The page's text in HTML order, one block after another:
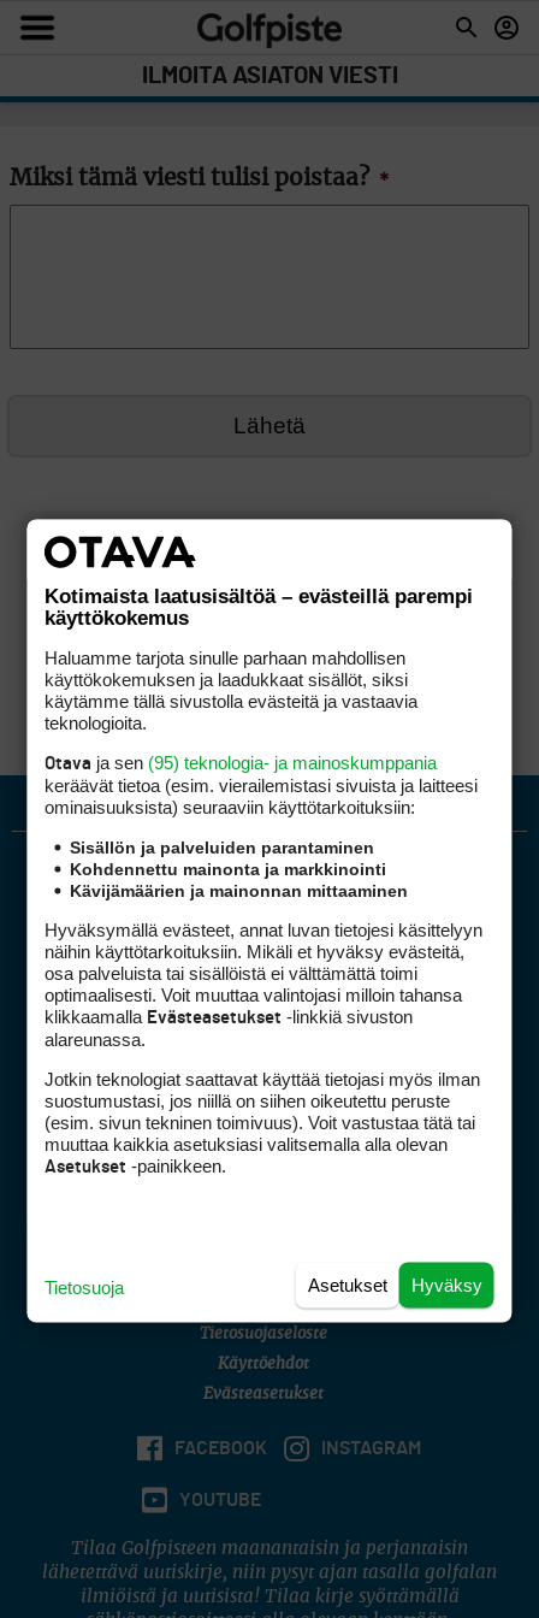
ILMOITA ASIATON VIESTI
Miksi tämä viesti tulisi poistaa? *
Golfpiste mediakortti
Golfpisteen yhteystiedot
DSA avoimuusraportti
Asiakaspalvelu
(digi) digi@otavamedia.fi
Tietosuojaseloste
Käyttöehdot
Evästeasetukset
FACEBOOK INSTAGRAM
YOUTUBE
Tilaa Golfpisteen maanantaisin ja perjantaisin
lähetettävä uutiskirje, niin pysyt ajan tasalla golfalan
ilmiöistä ja uutisista! Tilaa kirje syöttämällä
Kotimaista laatusisältöä – evästeillä parempi
käyttökokemus
Haluamme tarjota sinulle parhaan mahdollisen
käyttökokemuksen ja laadukkaat sisällöt, siksi
käytämme tällä sivustolla evästeitä ja vastaavia
teknologioita.
Otava ja sen (95) teknologia- ja mainoskumppania
keräävät tietoa (esim. vierailemis­tasi sivuista ja laitteesi
ominaisuuk­sista) seuraaviin käyttötarkoituksiin:
Sisällön ja palveluiden parantaminen
Kohdennettu mainonta ja markkinointi
Kävijämäärien ja mainonnan mittaaminen
Hyväksymällä evästeet, annat luvan tietojesi käsittelyyn
näihin käyttötarkoituksiin. Mikäli et hyväksy evästeitä,
osa palveluista tai sisällöistä ei välttämättä toimi
optimaalisesti. Voit muuttaa valintojasi milloin tahansa
klikkaamalla Evästeasetukset -linkkiä sivuston
alareunassa.
Jotkin teknologiat saattavat käyttää tietojasi myös ilman
suostumustasi, jos niillä on siihen oikeutettu peruste
(esim. sivun tekninen toimivuus). Voit vastustaa tätä tai
muuttaa kaikkia asetuksiasi valitsemalla alla olevan
Asetukset -painikkeen.
Hyväksy
Asetukset
Tietosuoja